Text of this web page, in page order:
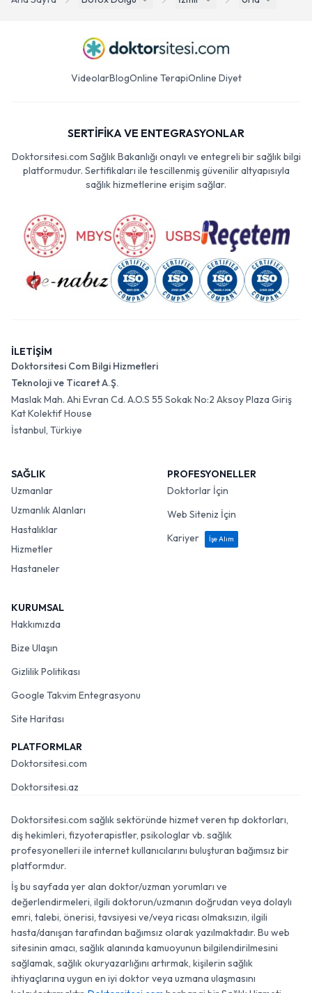
VideolarBlogOnline TerapiOnline Diyet
SERTİFİKA VE ENTEGRASYONLAR
Doktorsitesi.com Sağlık Bakanlığı onaylı ve entegreli bir sağlık bilgi
platformudur. Sertifikaları ile tescillenmiş güvenilir altyapısıyla
sağlık hizmetlerine erişim sağlar.
İLETİŞİM
Doktorsitesi Com Bilgi Hizmetleri
Teknoloji ve Ticaret A.Ş.
Maslak Mah. Ahi Evran Cd. A.O.S 55 Sokak No:2 Aksoy Plaza Giriş
Kat Kolektif House
İstanbul, Türkiye
SAĞLIK
Uzmanlar
Uzmanlık Alanları
Hastalıklar
Hizmetler
Hastaneler
PROFESYONELLER
Doktorlar İçin
Web Siteniz İçin
Kariyer
İşe Alım
KURUMSAL
Hakkımızda
Bize Ulaşın
Gizlilik Politikası
Google Takvim Entegrasyonu
Site Haritası
PLATFORMLAR
Doktorsitesi.com
Doktorsitesi.az
Doktorsitesi.com sağlık sektöründe hizmet veren tıp doktorları,
diş hekimleri, fizyoterapistler, psikologlar vb. sağlık
profesyonelleri ile internet kullanıcılarını buluşturan bağımsız bir
platformdur.
İş bu sayfada yer alan doktor/uzman yorumları ve
değerlendirmeleri, ilgili doktorun/uzmanın doğrudan veya dolaylı
emri, talebi, önerisi, tavsiyesi ve/veya ricası olmaksızın, ilgili
hasta/danışan tarafından bağımsız olarak yazılmaktadır. Bu web
sitesinin amacı, sağlık alanında kamuoyunun bilgilendirilmesini
sağlamak, sağlık okuryazarlığını artırmak, kişilerin sağlık
ihtiyaçlarına uygun en iyi doktor veya uzmana ulaşmasını